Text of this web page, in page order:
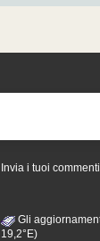
Invia i tuoi
Gli
19,2°E)